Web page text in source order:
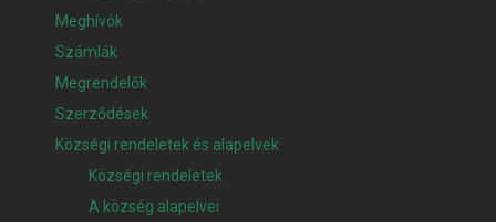
Meghívók
Számlák
Megrendelők
Szerződések
Községi rendeletek és alapelvek
Községi rendeletek
A község alapelvei